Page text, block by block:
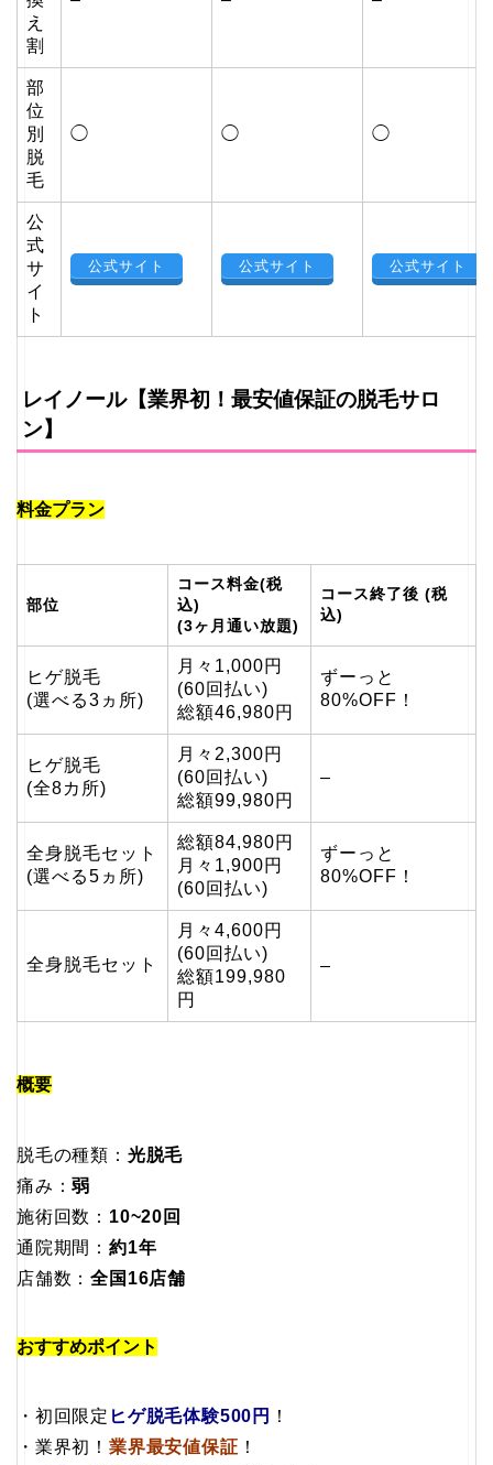
え
割
部
位
別
脱
毛
◯ ◯ ◯
公
式
サ
イ
ト
公式サイト 公式サイト 公式サイト
レイノール【業界初！最安値保証の脱毛サロ
ン】
料金プラン
部位
コース料金(税
込)
(3ヶ月通い放題)
コース終了後 (税
込)
ヒゲ脱毛
(選べる3ヵ所)
月々1,000円
(60回払い)
総額46,980円
ずーっと
80%OFF！
ヒゲ脱毛
(全8カ所)
月々2,300円
(60回払い)
総額99,980円
–
全身脱毛セット
(選べる5ヵ所)
総額84,980円
月々1,900円
(60回払い)
ずーっと
80%OFF！
全身脱毛セット
月々4,600円
(60回払い)
総額199,980
円
–
概要
脱毛の種類： 光脱毛
痛み：弱
施術回数： 10~20回
通院期間： 約1年
店舗数：全国16店舗
おすすめポイント
・初回限定 ヒゲ脱毛体験500円
！
・業界初！ 業界最安値保証 ！